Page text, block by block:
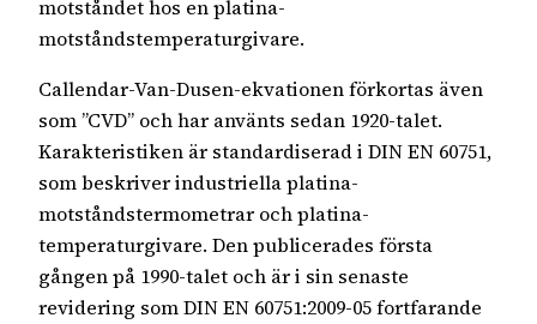
motståndet hos en platina-
motståndstemperaturgivare.
Callendar-Van-Dusen-ekvationen förkortas även
som ”CVD” och har använts sedan 1920-talet.
Karakteristiken är standardiserad i DIN EN 60751,
som beskriver industriella platina-
motståndstermometrar och platina-
temperaturgivare. Den publicerades första
gången på 1990-talet och är i sin senaste
revidering som DIN EN 60751:2009-05 fortfarande